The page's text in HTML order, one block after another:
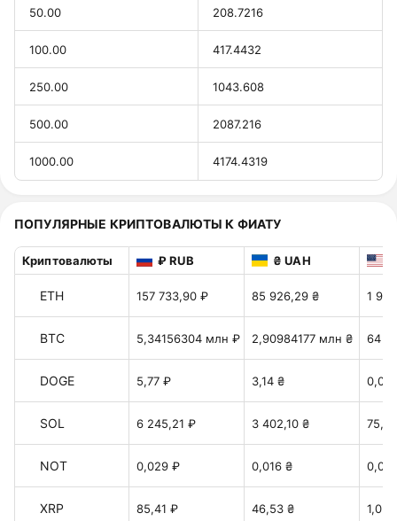
50.00 208.7216
100.00 417.4432
250.00 1043.608
500.00 2087.216
1000.00 4174.4319
ПОПУЛЯРНЫЕ КРИПТОВАЛЮТЫ К ФИАТУ
Криптовалюты ₽ RUB ₴ UAH
ETH 157 733,90 ₽ 85 926,29 ₴ 1
BTC 5,34156304 млн ₽ 2,90984177 млн ₴ 64
DOGE 5,77 ₽ 3,14 ₴ 0,07
SOL 6 245,21 ₽ 3 402,10 ₴
NOT 0,029 ₽ 0,016 ₴
XRP 85,41 ₽ 46,53 ₴